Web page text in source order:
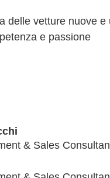
delle vetture nuove e
e passione
& Sales